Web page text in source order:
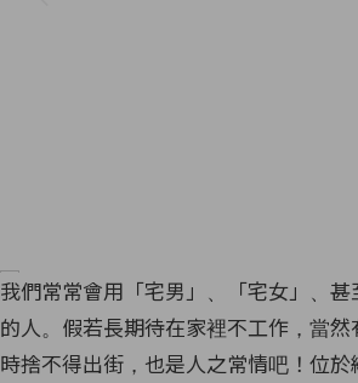
我們常常會用「宅男」、「宅女」、
的人。假若長期待在家裡不工作，當
時捨不得出街，也是人之常情吧！位